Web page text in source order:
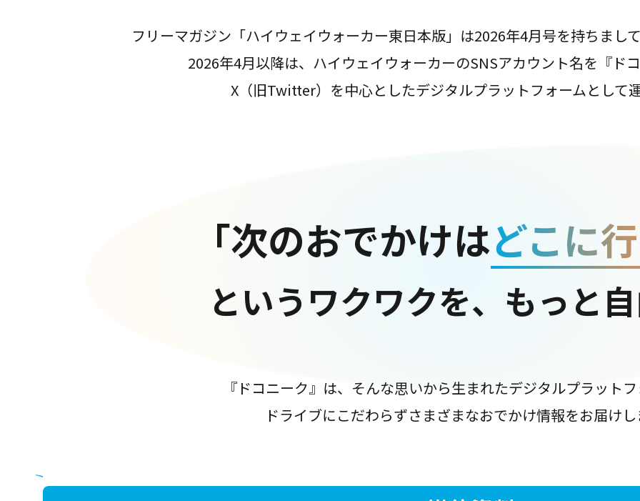
フリーマガジン「ハイウェイウォーカー東日本版」は2026年4月号を持ちまし
2026年4月以降は、ハイウェイウォーカーのSNSアカウント名を『ド
X（旧Twitter）を中心としたデジタルプラットフォームとして
「次のおでかけはどこに
というワクワクを、もっと
『ドコニーク』は、そんな思いから生まれたデジタルプラット
ドライブにこだわらずさまざまなおでかけ情報をお届け